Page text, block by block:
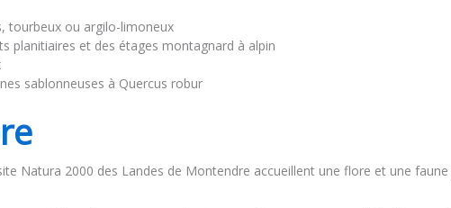
tourbeux ou argilo-limoneux
planitiaires et des étages montagnard à alpin
sablonneuses à Quercus robur
Natura 2000 des Landes de Montendre accueillent une flore et une